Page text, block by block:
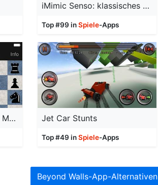
iMimic Senso: klassisches Gedächtnisspiel der 80er
Top #99 inSpiele-Apps
Chess Puzzles - Classic Modern Jet Car Stunts
Top #49 inSpiele-Apps
Beyond Walls-App-Alternativen